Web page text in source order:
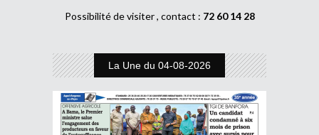
Possibilité de visiter , contact : 72 60 14 28
La Une du 04-08-2026